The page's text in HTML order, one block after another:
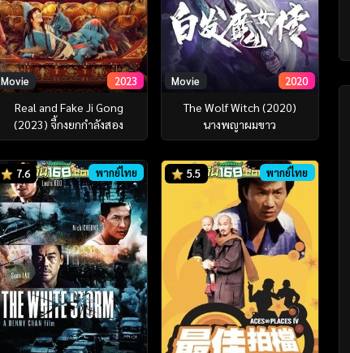
Movie 2023
Real and Fake Ji Gong
(2023) จี้กงยกกำลังสอง
Movie 2020
The Wolf Witch (2020)
นางพญาผมขาว
7.6 พากย์ไทย 5.5 พากย์ไทย